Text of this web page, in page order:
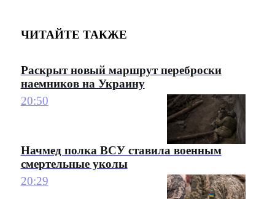
ЧИТАЙТЕ ТАКЖЕ
Раскрыт новый маршрут переброски
наемников на Украину
20:50
Начмед полка ВСУ ставила военным
смертельные уколы
20:29